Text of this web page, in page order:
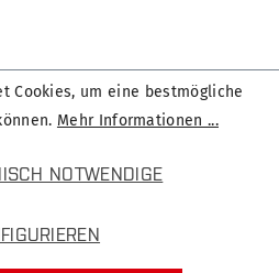
Cookies, um eine bestmögliche
Mehr Informationen ...
NOTWENDIGE